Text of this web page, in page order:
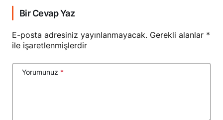
Bir Cevap Yaz
E-posta adresiniz yayınlanmayacak. Gerekli alanlar *
ile işaretlenmişlerdir
Yorumunuz *